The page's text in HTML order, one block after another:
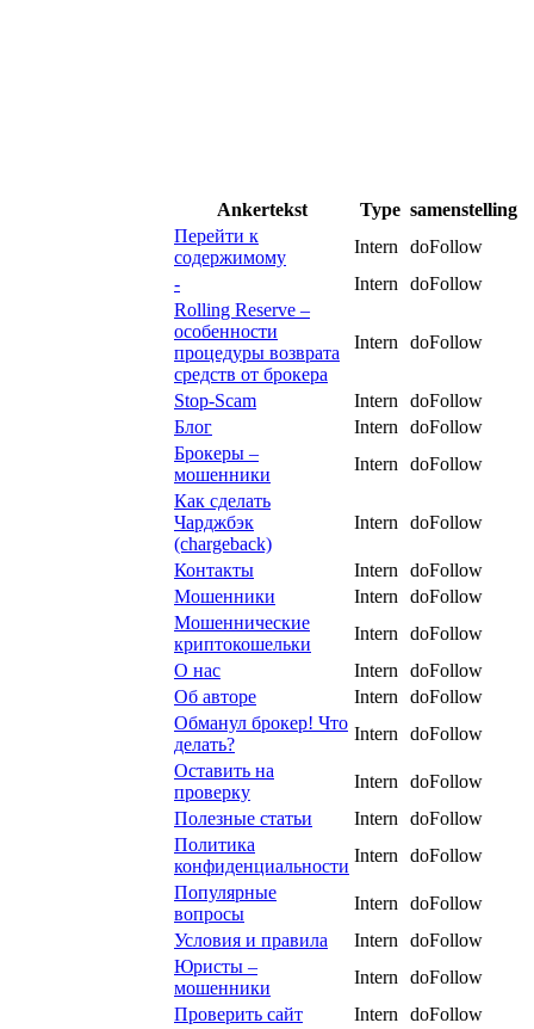
Ankertekst Type samenstelling
Перейти к
содержимому
Intern
doFollow
-
Intern
doFollow
Rolling Reserve –
особенности
процедуры возврата
средств от брокера
Intern doFollow
Stop-Scam Intern
doFollow
Блог
Intern
doFollow
Брокеры –
мошенники
Intern
doFollow
Как сделать
Чарджбэк
(chargeback)
Intern doFollow
Контакты Intern
doFollow
Мошенники
Intern
doFollow
Мошеннические
криптокошельки
Intern
doFollow
О нас
Intern
doFollow
Об авторе
Intern
doFollow
Обманул брокер! Что
делать?
Intern
doFollow
Оставить на
проверку
Intern
doFollow
Полезные статьи
Intern
doFollow
Политика
конфиденциальности
Intern
doFollow
Популярные
вопросы
Intern
doFollow
Условия и правила
Intern
doFollow
Юристы –
мошенники
Intern
doFollow
Проверить сайт
Intern
doFollow